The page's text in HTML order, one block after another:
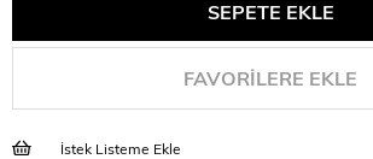
FAVORILERE EKLE
İstek Listeme Ekle